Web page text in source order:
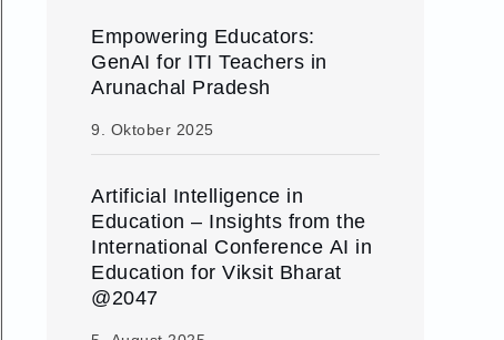
Empowering Educators:
GenAI for ITI Teachers in
Arunachal Pradesh
9. Oktober 2025
Artificial Intelligence in
Education – Insights from the
International Conference AI in
Education for Viksit Bharat
@2047